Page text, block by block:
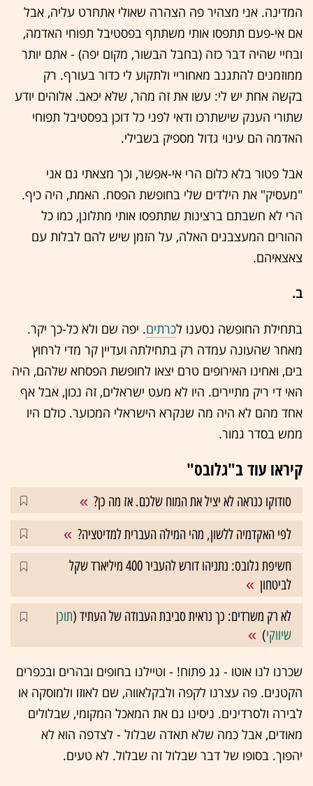
המדינה. אני מצהיר פה הצהרה שאולי אתחרט עליה, אבל
אם אי-פעם תתפסו אותי משתתף בפסטיבל תפוחי האדמה,
ובחיי שהיה דבר כזה (בחבל הבשור, מקום יפה) - אתם יותר
ממוזמנים להתגנב מאחוריי ולתקוע לי כדור בעורף. רק
בקשה אחת יש לי: עשו את זה מהר, שלא יכאב. אלוהים יודע
שתורי הענק שישתרכו ודאי לפני כל דוכן בפסטיבל תפוחי
האדמה הם עינוי גדול מספיק בשבילי.
אבל פטור בלא כלום הרי אי-אפשר, וכך מצאתי גם אני
"מעסיק" את הילדים שלי בחופשת הפסח. האמת, היה כיף.
הרי לא חשבתם ברצינות שתתפסו אותי מתלונן, כמו כל
ההורים המעצבנים האלה, על הזמן שיש להם לבלות עם
צאצאיהם.
ב.
בתחילת החופשה נסענו לכרתים. יפה שם ולא כל-כך יקר.
מאחר שהעונה עמדה רק בתחילתה ועדיין קר מדי לרחוץ
בים, ואחינו האירופים טרם יצאו לחופשת הפסחא שלהם, היה
האי די ריק מתיירים. היו לא מעט ישראלים, זה נכון, אבל אף
אחד מהם לא היה מה שנקרא הישראלי המכוער. כולם היו
ממש בסדר גמור.
קיראו עוד ב"גלובס"
סודוקו כנראה לא יציל את המוח שלכם. אז מה כן?
לפי האקדמיה ללשון, מהי המילה העברית למדיטציה?
חשיפת גלובס: נתניהו דורש להעביר 400 מיליארד שקל
לביטחון
לא רק משרדים: כך נראית סביבת העבודה של העתיד (תוכן
שיווקי)
שכרנו לנו אוטו - גג פתוח! - וטיילנו בחופים ובהרים ובכפרים
הקטנים. פה עצרנו לקפה ולבקלאווה, שם לאוזו ולמוסקה או
לבירה ולסרדינים. ניסינו גם את המאכל המקומי, שבלולים
מאודים, אבל כמה שלא תאדה שבלול - לצדפה הוא לא
יהפוך. בסופו של דבר שבלול זה שבלול. לא טעים.